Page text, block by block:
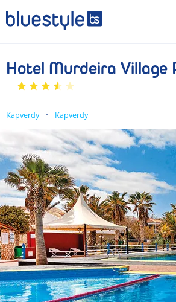
Hotel Murdeira Village
Kapverdy Kapverdy